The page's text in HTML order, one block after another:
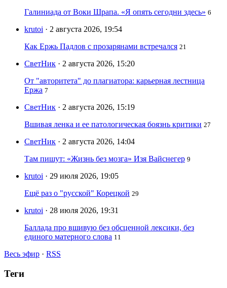
Галиниада от Воки Шрапа. «Я опять сегодни здесь» 6
krutoi · 2 августа 2026, 19:54
Как Ержь Падлов с прозарянами встречался 21
СветНик · 2 августа 2026, 15:20
От "авторитета" до плагиатора: карьерная лестница
Ержа 7
СветНик · 2 августа 2026, 15:19
Вшивая ленка и ее патологическая боязнь критики 27
СветНик · 2 августа 2026, 14:04
Там пишут: «Жизнь без мозга» Изя Вайснегер 9
krutoi · 29 июля 2026, 19:05
Ещё раз о "русской" Корецкой 29
krutoi · 28 июля 2026, 19:31
Баллада про вшивую без обсценной лексики, без
единого матерного слова 11
Весь эфир · RSS
Теги